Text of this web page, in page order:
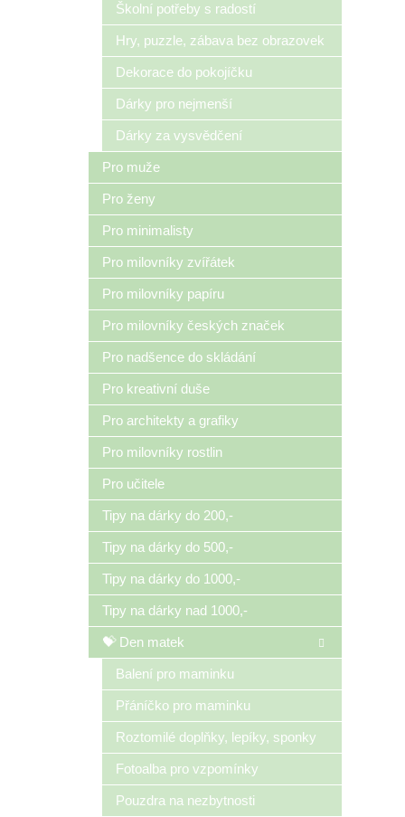
Školní potřeby s radostí
Hry, puzzle, zábava bez obrazovek
Dekorace do pokojíčku
Dárky pro nejmenší
Dárky za vysvědčení
Pro muže
Pro ženy
Pro minimalisty
Pro milovníky zvířátek
Pro milovníky papíru
Pro milovníky českých značek
Pro nadšence do skládání
Pro kreativní duše
Pro architekty a grafiky
Pro milovníky rostlin
Pro učitele
Tipy na dárky do 200,-
Tipy na dárky do 500,-
Tipy na dárky do 1000,-
Tipy na dárky nad 1000,-
💝 Den matek
Balení pro maminku
Přáníčko pro maminku
Roztomilé doplňky, lepíky, sponky
Fotoalba pro vzpomínky
Pouzdra na nezbytnosti